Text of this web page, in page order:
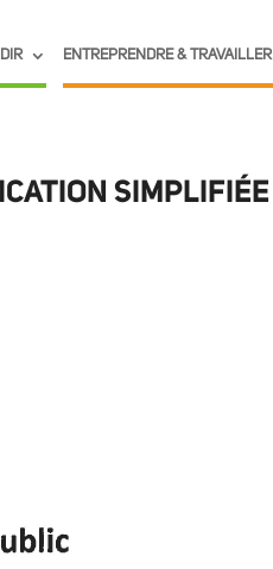
ENTREPRENDRE & TRAVAILLER
SIMPLIFIÉE